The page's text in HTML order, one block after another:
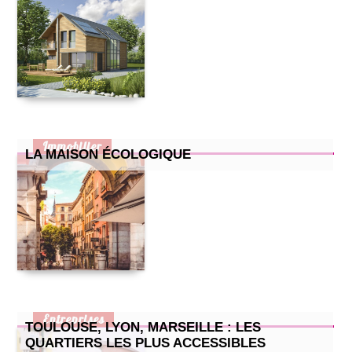
LA MAISON ÉCOLOGIQUE
Immobilier
TOULOUSE, LYON, MARSEILLE : LES
QUARTIERS LES PLUS ACCESSIBLES
Entreprises